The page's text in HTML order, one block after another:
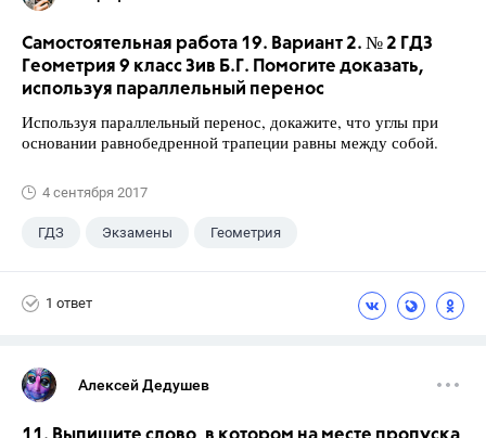
Самостоятельная работа 19. Вариант 2. № 2 ГДЗ
Геометрия 9 класс Зив Б.Г. Помогите доказать,
используя параллельный перенос
Используя параллельный перенос, докажите, что углы при
основании равнобедренной трапеции равны между собой.
4 сентября 2017
ГДЗ Экзамены Геометрия
1 ответ
Алексей Дедушев